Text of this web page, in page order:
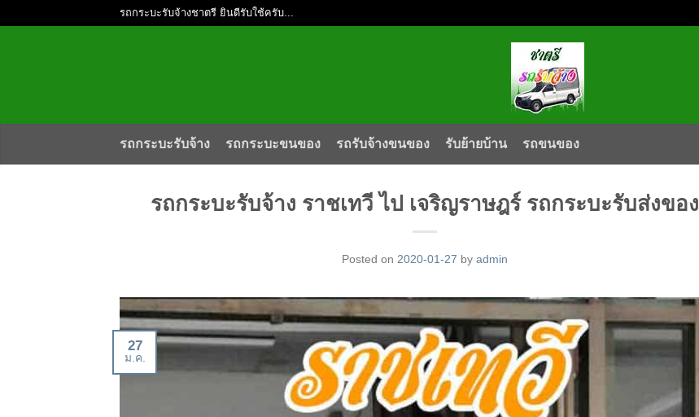
รถกระบะรับจ้างชาตรี ยินดีรับใช้ครับ...
รถกระบะรับจ้าง รถกระบะขนของ รถรับจ้างขนของ รับย้ายบ้าน รถขนของ
รถกระบะรับจ้าง ราชเทวี ไป เจริญราษฎร์ รถกระบะรับส่งของ
Posted on 2020-01-27 by admin
27
ม.ค.